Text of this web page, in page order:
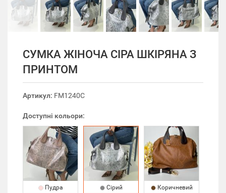
СУМКА ЖІНОЧА СІРА ШКІРЯНА З
ПРИНТОМ
Артикул: FM1240C
Доступні кольори:
Пудра Сірий Коричневий